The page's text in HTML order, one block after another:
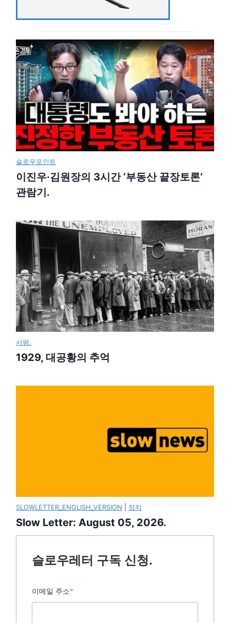
슬로우포인트
이진우·김원장의 3시간 ‘부동산 끝장토론’
관람기.
서평.
1929, 대공황의 추억
SLOWLETTER_ENGLISH_VERSION 정치
Slow Letter: August 05, 2026.
슬로우레터 구독 신청.
이메일 주소*